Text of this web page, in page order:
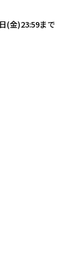
(金)23:59まで